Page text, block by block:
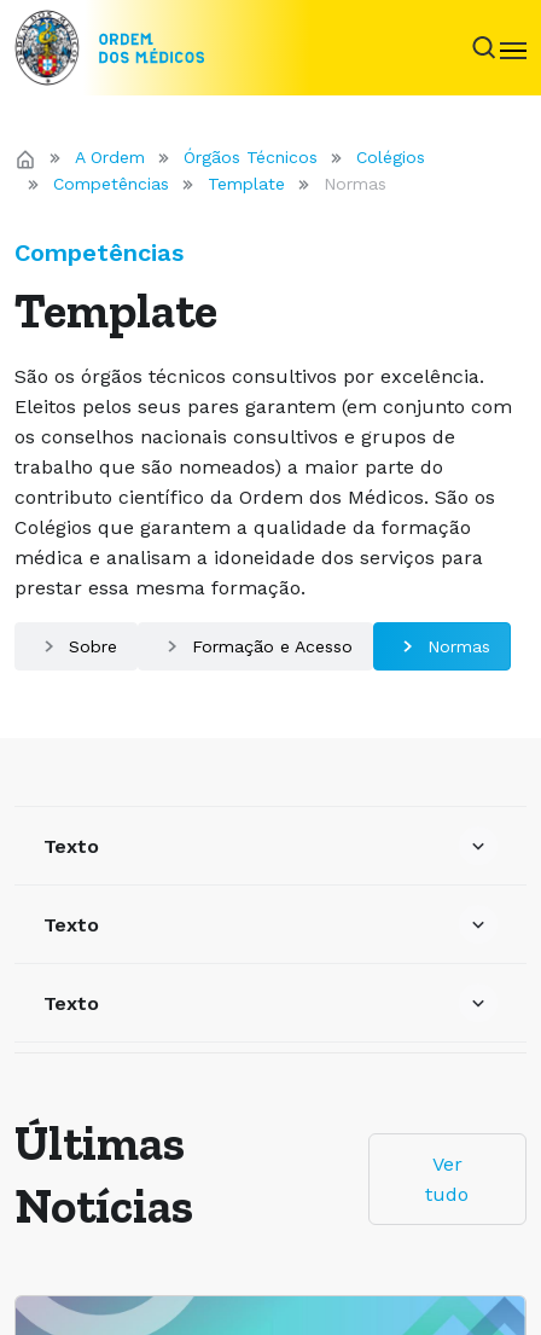
A Ordem Órgãos Técnicos
Colégios
Competências
Template Normas
Competências
Template
São os órgãos técnicos consultivos por excelência.
Eleitos pelos seus pares garantem (em conjunto com
os conselhos nacionais consultivos e grupos de
trabalho que são nomeados) a maior parte do
contributo científico da Ordem dos Médicos. São os
Colégios que garantem a qualidade da formação
médica e analisam a idoneidade dos serviços para
prestar essa mesma formação.
Sobre Formação e Acesso Normas
Texto
Texto
Texto
Últimas
Notícias
Ver
tudo